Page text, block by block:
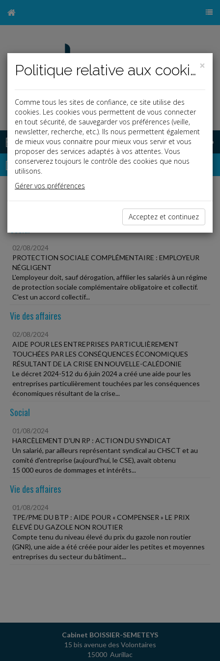
Base documentaire
Dépêches
Liste des dernières dépêches
02/08/2024
PROTECTION SOCIALE COMPLÉMENTAIRE : EMPLOYEUR
NÉGLIGENT
L'employeur doit, sauf dérogation, affilier les salariés à un régime
de protection sociale complémentaire obligatoire et collectif.
C'est un accord collectif...
Vie des affaires
02/08/2024
AIDE POUR LES ENTREPRISES PARTICULIÈREMENT
TOUCHÉES PAR LES CONSÉQUENCES ÉCONOMIQUES
RÉSULTANT DE LA CRISE EN NOUVELLE-CALÉDONIE
Le décret 2024-512 du 6 juin 2024 a créé une aide pour les
entreprises particulièrement touchées par les conséquences
économiques résultant de la crise...
Social
01/08/2024
HARCÈLEMENT D'UN RP : ACTION DU SYNDICAT
Un salarié, par ailleurs représentant syndical au CHSCT et au
comité d'entreprise (aujourd'hui, le CSE), avait obtenu
15 000 euros de dommages et intérêts...
Vie des affaires
01/08/2024
TPE/PME DU BTP : AIDE POUR « COMPENSER » LE PRIX
ÉLEVÉ DU GAZOLE NON ROUTIER
Compte tenu du niveau élevé du prix du gazole non routier
(GNR), une aide a été créée pour aider les petites et moyennes
entreprises du secteur du bâtiment...
Cabinet BOISSIER-SEMETEYS
15 bis avenue des Volontaires
15000 Aurillac
×
Politique relative aux cookies
Comme tous les sites de confiance, ce site utilise des
cookies. Les cookies vous permettent de vous connecter
en tout sécurité, de sauvegarder vos préférences (veille,
newsletter, recherche, etc.). Ils nous permettent également
de mieux vous connaitre pour mieux vous servir et vous
proposer des services adaptés à vos attentes. Vous
conserverez toujours le contrôle des cookies que nous
utilisons.
Gérer vos préférences
Acceptez et continuez